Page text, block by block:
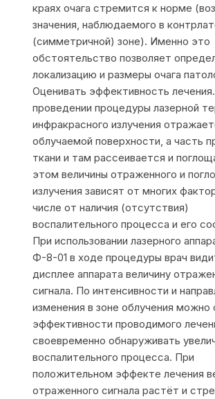
краях очага стремится к норме
значения, наблюдаемого в
(симметричной) зоне). Именно это
обстоятельство позволяет
локализацию и размеры очага
Оценивать эффективность
проведении процедуры лазерной
инфракрасного излучения
облучаемой поверхности, а часть
ткани и там рассеивается и
этом величины отраженного и
излучения зависят от многих
числе от наличия (отсутствия)
воспалительного процесса и его
При использовании лазерного
Ф-8-01 в ходе процедуры врач
дисплее аппарата величину
сигнала. По интенсивности и
изменения в зоне облучения можно
эффективности проводимого
своевременно обнаруживать
воспалительного процесса. При
положительном эффекте лечения
отраженного сигнала растёт и